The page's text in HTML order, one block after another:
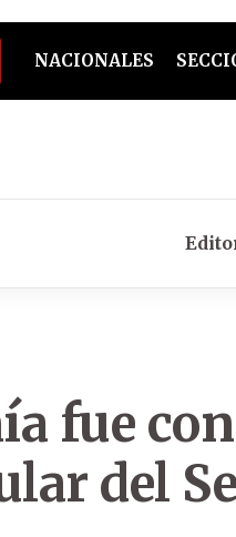
NACIONALES
fue
del